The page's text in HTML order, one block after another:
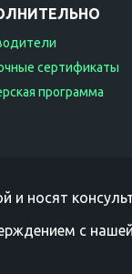
сертификаты
программа
с